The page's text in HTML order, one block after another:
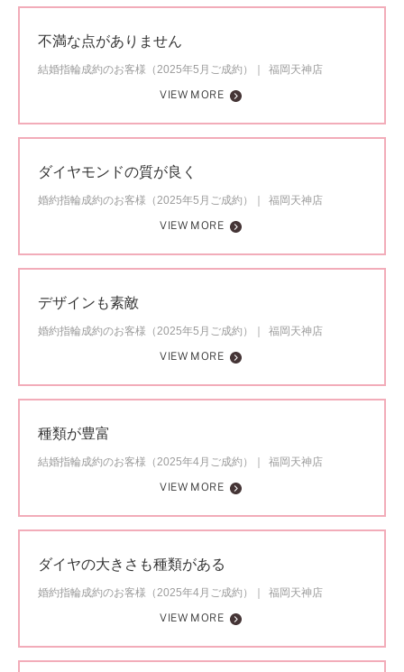
不満な点がありません
結婚指輪成約のお客様（2025年5月ご成約）
福岡天神店
VIEW MORE
ダイヤモンドの質が良く
婚約指輪成約のお客様（2025年5月ご成約）
福岡天神店
VIEW MORE
デザインも素敵
婚約指輪成約のお客様（2025年5月ご成約）
福岡天神店
VIEW MORE
種類が豊富
結婚指輪成約のお客様（2025年4月ご成約）
福岡天神店
VIEW MORE
ダイヤの大きさも種類がある
婚約指輪成約のお客様（2025年4月ご成約）
福岡天神店
VIEW MORE